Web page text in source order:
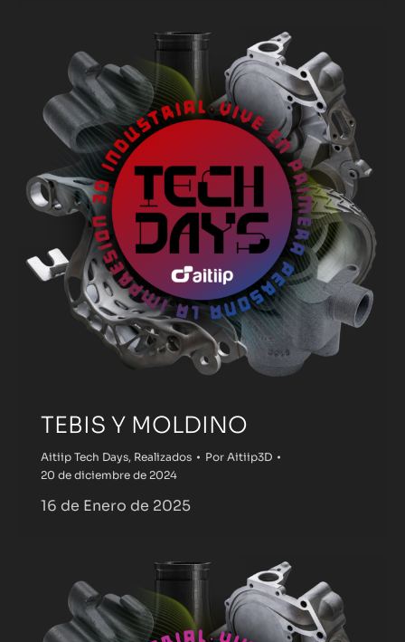
TEBIS Y MOLDINO
Aitiip Tech Days, Realizados Por Aitiip3D
20 de diciembre de 2024
16 de Enero de 2025